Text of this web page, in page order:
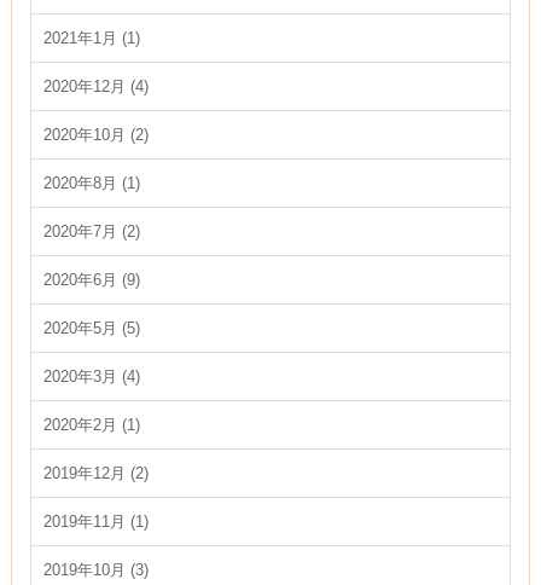
2021年1月 (1)
2020年12月 (4)
2020年10月 (2)
2020年8月 (1)
2020年7月 (2)
2020年6月 (9)
2020年5月 (5)
2020年3月 (4)
2020年2月 (1)
2019年12月 (2)
2019年11月 (1)
2019年10月 (3)